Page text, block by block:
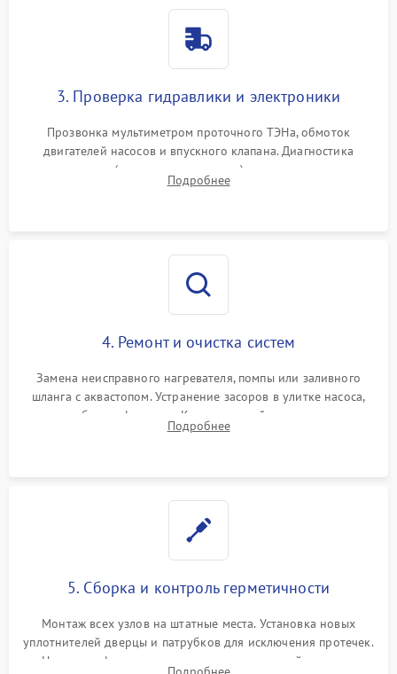
3. Проверка гидравлики и электроники
Прозвонка мультиметром проточного ТЭНа, обмоток
двигателей насосов и впускного клапана. Диагностика
прессостата (датчика уровня воды), датчика мутности,
концевика дверцы и электронного модуля управления.
Подробнее
4. Ремонт и очистка систем
Замена неисправного нагревателя, помпы или заливного
шланга с аквастопом. Устранение засоров в улитке насоса,
патрубках и фильтрах. Компонентный ремонт платы
управления, восстановление поврежденной проводки.
Подробнее
5. Сборка и контроль герметичности
Монтаж всех узлов на штатные места. Установка новых
уплотнителей дверцы и патрубков для исключения протечек.
Надежная фиксация хомутов гидравлической системы,